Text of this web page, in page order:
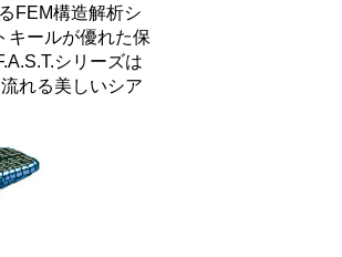
FEM構造解析シ
キールが優れた保
シリーズは
れる美しいシア